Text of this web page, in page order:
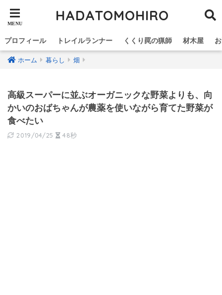
HADATOMOHIRO
プロフィール トレイルランナー くくり罠の猟師 材木屋
ホーム 暮らし 畑
高級スーパーに並ぶオーガニックな野菜よりも、向
かいのおばちゃんが農薬を使いながら育てた野菜が
食べたい
2019/04/25 48秒